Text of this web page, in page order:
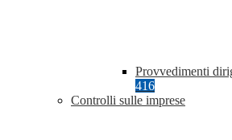
Provvedimenti
416
Controlli sulle imprese